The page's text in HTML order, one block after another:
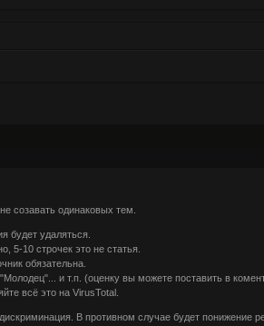
созавать одинаковых тем.
будет удаляться.
5-10 строчек это не статья.
обязательна.
и т.п. (оценку вы можете поставить в
всё это на VirusTotal.
В противном случае будет понижение